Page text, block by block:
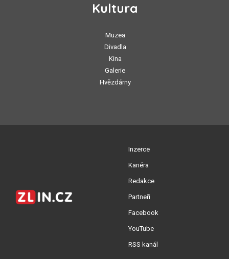
Kultura
Muzea
Divadla
Kina
Galerie
Hvězdárny
Inzerce
Kariéra
Redakce
Partneři
Facebook
YouTube
RSS kanál